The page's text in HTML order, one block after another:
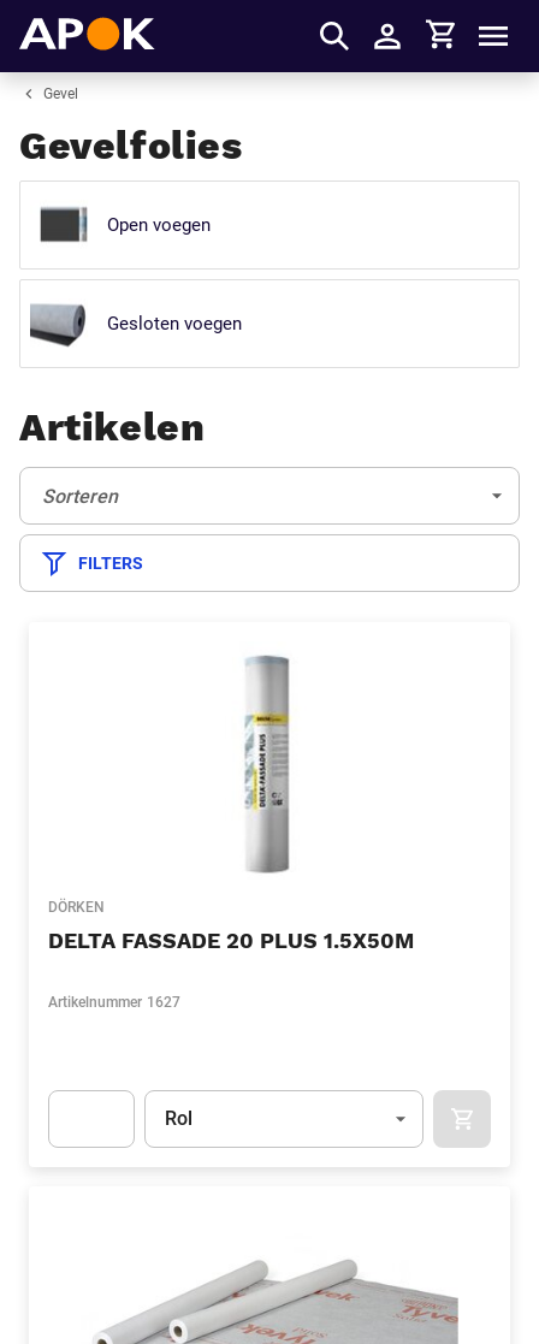
Inloggen
Winkelmandje
Gevel
Gevelfolies
Open voegen
Gesloten voegen
Artikelen
Sorteren:
Sorteren
FILTERS
DÖRKEN
DELTA FASSADE 20 PLUS 1.5X50M
Artikelnummer 1627
Eenheid
Rol